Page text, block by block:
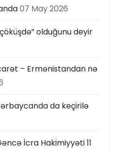
07 May 2026
olduğunu deyir
– Ermənistandan nə
da keçirilə
İcra Hakimiyyəti 11